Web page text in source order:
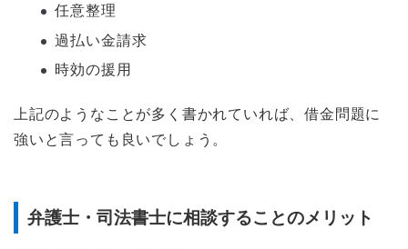
任意整理
過払い金請求
時効の援用
上記のようなことが多く書かれていれば、借金問題に
強いと言っても良いでしょう。
弁護士・司法書士に相談することのメリット